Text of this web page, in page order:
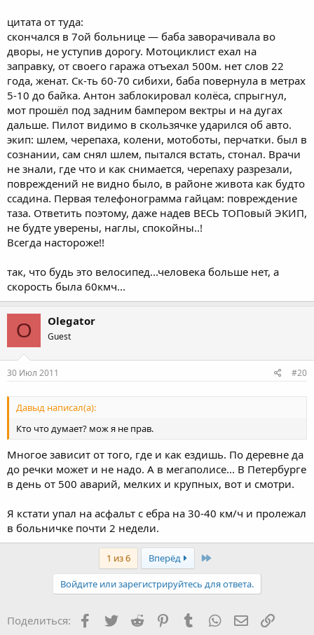
цитата от туда:
скончался в 7ой больнице — баба заворачивала во
дворы, не уступив дорогу. Мотоциклист ехал на
заправку, от своего гаража отъехал 500м. нет слов 22
года, женат. Ск-ть 60-70 сибихи, баба повернула в метрах
5-10 до байка. Антон заблокировал колёса, спрыгнул,
мот прошёл под задним бампером вектры и на дугах
дальше. Пилот видимо в скользячке ударился об авто.
экип: шлем, черепаха, колени, мотоботы, перчатки. был в
сознании, сам снял шлем, пытался встать, стонал. Врачи
не знали, где что и как снимается, черепаху разрезали,
повреждений не видно было, в районе живота как будто
ссадина. Первая телефонограмма гайцам: повреждение
таза. Ответить поэтому, даже надев ВЕСЬ ТОПовый ЭКИП,
не будте уверены, наглы, спокойны..!
Всегда настороже!!
так, что будь это велосипед...человека больше нет, а
скорость была 60кмч...
O Olegator
Guest
30 Июл 2011 #20
Давыд написал(а):
Кто что думает? мож я не прав.
Многое зависит от того, где и как ездишь. По деревне да
до речки может и не надо. А в мегаполисе... В Петербурге
в день от 500 аварий, мелких и крупных, вот и смотри.
Я кстати упал на асфальт с ебра на 30-40 км/ч и пролежал
в больничке почти 2 недели.
1 из 6 Вперёд Last
Войдите или зарегистрируйтесь для ответа.
Поделиться: Facebook
TwitterReddit PinterestTumblr WhatsApp Ссылка